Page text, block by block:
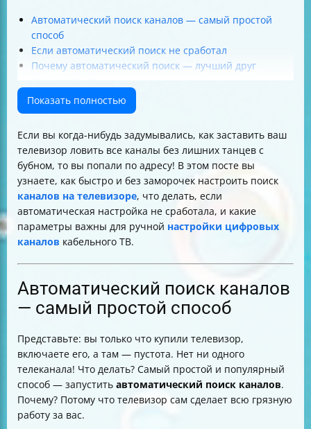
Автоматический поиск каналов — самый простой
способ
Если автоматический поиск не сработал
Почему автоматический поиск — лучший друг
Практические советы для настройки каналов
Таблица сравнения способов настройки
Показать полностью
Если вы когда-нибудь задумывались, как заставить ваш
телевизор ловить все каналы без лишних танцев с
бубном, то вы попали по адресу! В этом посте вы
узнаете, как быстро и без заморочек настроить поиск
каналов на телевизоре, что делать, если
автоматическая настройка не сработала, и какие
параметры важны для ручной настройки цифровых
каналов кабельного ТВ.
Автоматический поиск каналов
— самый простой способ
Представьте: вы только что купили телевизор,
включаете его, а там — пустота. Нет ни одного
телеканала! Что делать? Самый простой и популярный
способ — запустить автоматический поиск каналов.
Почему? Потому что телевизор сам сделает всю грязную
работу за вас.